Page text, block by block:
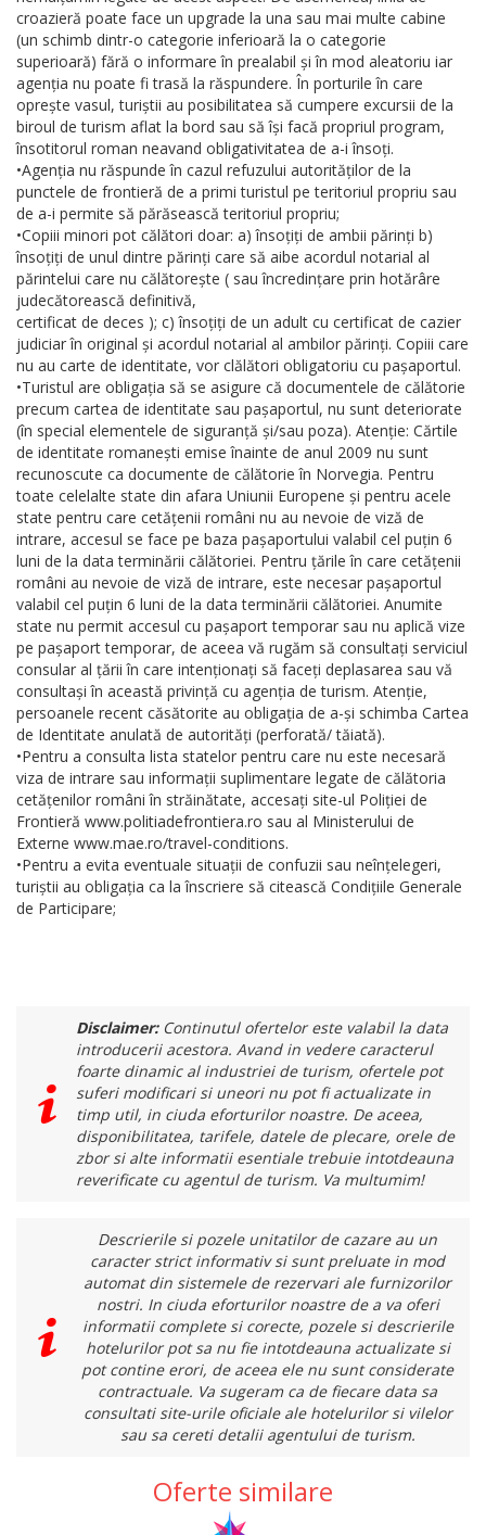
croazieră poate face un upgrade la una sau mai multe cabine
(un schimb dintr-o categorie inferioară la o categorie
superioară) fără o informare în prealabil și în mod aleatoriu iar
agenția nu poate fi trasă la răspundere. În porturile în care
oprește vasul, turiștii au posibilitatea să cumpere excursii de la
biroul de turism aflat la bord sau să își facă propriul program,
însotitorul roman neavand obligativitatea de a-i însoți.
•Agenția nu răspunde în cazul refuzului autorităților de la
punctele de frontieră de a primi turistul pe teritoriul propriu sau
de a-i permite să părăsească teritoriul propriu;
•Copiii minori pot călători doar: a) însoțiți de ambii părinți b)
însoțiți de unul dintre părinți care să aibe acordul notarial al
părintelui care nu călătorește ( sau încredințare prin hotărâre
judecătorească definitivă,
certificat de deces ); c) însoțiți de un adult cu certificat de cazier
judiciar în original și acordul notarial al ambilor părinți. Copiii care
nu au carte de identitate, vor clălători obligatoriu cu pașaportul.
•Turistul are obligația să se asigure că documentele de călătorie
precum cartea de identitate sau pașaportul, nu sunt deteriorate
(în special elementele de siguranță și/sau poza). Atenție: Cărtile
de identitate romanești emise înainte de anul 2009 nu sunt
recunoscute ca documente de călătorie în Norvegia. Pentru
toate celelalte state din afara Uniunii Europene și pentru acele
state pentru care cetățenii români nu au nevoie de viză de
intrare, accesul se face pe baza pașaportului valabil cel puțin 6
luni de la data terminării călătoriei. Pentru țările în care cetățenii
români au nevoie de viză de intrare, este necesar pașaportul
valabil cel puțin 6 luni de la data terminării călătoriei. Anumite
state nu permit accesul cu pașaport temporar sau nu aplică vize
pe pașaport temporar, de aceea vă rugăm să consultați serviciul
consular al țării în care intenționați să faceți deplasarea sau vă
consultași în această privință cu agenția de turism. Atenție,
persoanele recent căsătorite au obligația de a-și schimba Cartea
de Identitate anulată de autorități (perforată/ tăiată).
•Pentru a consulta lista statelor pentru care nu este necesară
viza de intrare sau informații suplimentare legate de călătoria
cetățenilor români în străinătate, accesați site-ul Poliției de
Frontieră www.politiadefrontiera.ro sau al Ministerului de
Externe www.mae.ro/travel-conditions.
•Pentru a evita eventuale situații de confuzii sau neînțelegeri,
turiștii au obligația ca la înscriere să citească Condițiile Generale
de Participare;
Disclaimer:Continutul ofertelor este valabil la data
introducerii acestora. Avand in vedere caracterul
foarte dinamic al industriei de turism, ofertele pot
suferi modificari si uneori nu pot fi actualizate in
timp util, in ciuda eforturilor noastre. De aceea,
disponibilitatea, tarifele, datele de plecare, orele de
zbor si alte informatii esentiale trebuie intotdeauna
reverificate cu agentul de turism. Va multumim!
Descrierile si pozele unitatilor de cazare au un
caracter strict informativ si sunt preluate in mod
automat din sistemele de rezervari ale furnizorilor
nostri. In ciuda eforturilor noastre de a va oferi
informatii complete si corecte, pozele si descrierile
hotelurilor pot sa nu fie intotdeauna actualizate si
pot contine erori, de aceea ele nu sunt considerate
contractuale. Va sugeram ca de fiecare data sa
consultati site-urile oficiale ale hotelurilor si vilelor
sau sa cereti detalii agentului de turism.
Oferte similare